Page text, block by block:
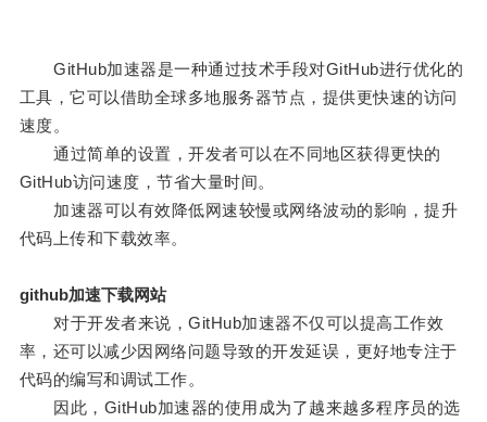
GitHub加速器是一种通过技术手段对GitHub进行优化的
工具，它可以借助全球多地服务器节点，提供更快速的访问
速度。
通过简单的设置，开发者可以在不同地区获得更快的
GitHub访问速度，节省大量时间。
加速器可以有效降低网速较慢或网络波动的影响，提升
代码上传和下载效率。
github加速下载网站
对于开发者来说，GitHub加速器不仅可以提高工作效
率，还可以减少因网络问题导致的开发延误，更好地专注于
代码的编写和调试工作。
因此，GitHub加速器的使用成为了越来越多程序员的选